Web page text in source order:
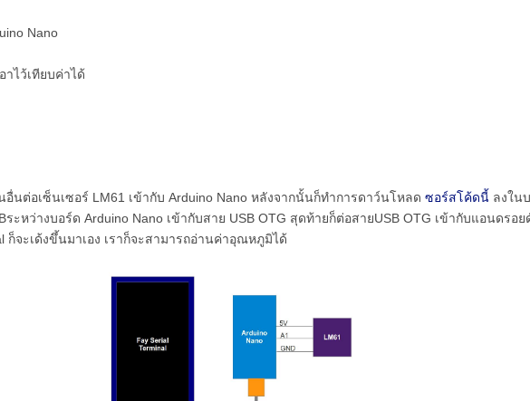
Nano
ไว้เทียบค่าได้
นต่อเซ็นเซอร์ LM61 เข้ากับ Arduino Nano หลังจากนั้นก็ทำการดาว์นโหลด ซอร์สโค้ดนี้ ลงใน
ระหว่างบอร์ด Arduino Nano เข้ากับสาย USB OTG สุดท้ายก็ต่อสายUSB OTG เข้ากับแอนดรอ
ก็จะเด้งขึ้นมาเอง เราก็จะสามารถอ่านค่าอุณหภูมิได้